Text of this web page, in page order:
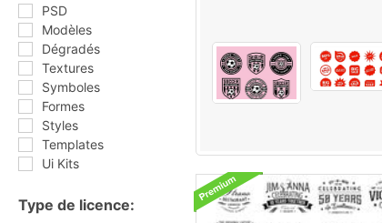
PSD
Modèles
Dégradés
Textures
Symboles
Formes
Styles
Templates
Ui Kits
Type de licence: